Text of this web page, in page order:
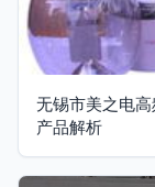
无锡市美之电
产品解析